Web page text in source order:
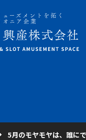
5月のモヤモヤは、誰に